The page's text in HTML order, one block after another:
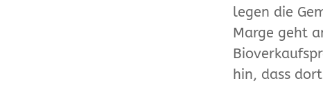
legen die
Marge geht
hin, dass